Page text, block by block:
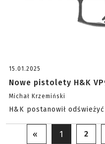
15.01.2025
Nowe pistolety H&K
Michał Krzemiński
H&K postanowił
« 1 2